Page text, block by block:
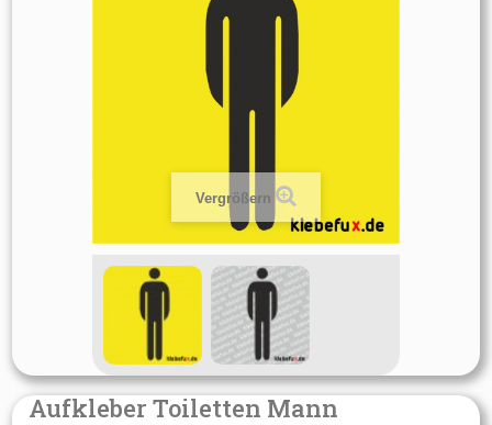
Vergrößern
Aufkleber Toiletten Mann